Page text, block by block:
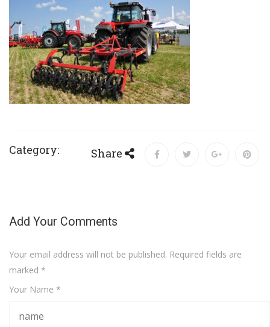
Category: Share
Add Your Comments
Your email address will not be published. Required fields are
marked *
Your Name *